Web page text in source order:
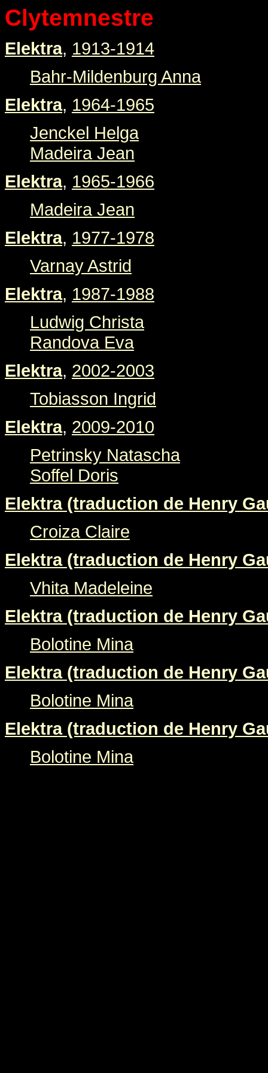
Clytemnestre
Elektra, 1913-1914
Bahr-Mildenburg Anna
Elektra, 1964-1965
Jenckel Helga
Madeira Jean
Elektra, 1965-1966
Madeira Jean
Elektra, 1977-1978
Varnay Astrid
Elektra, 1987-1988
Ludwig Christa
Randova Eva
Elektra, 2002-2003
Tobiasson Ingrid
Elektra, 2009-2010
Petrinsky Natascha
Soffel Doris
Elektra (traduction de Henry
Croiza Claire
Elektra (traduction de Henry
Vhita Madeleine
Elektra (traduction de Henry
Bolotine Mina
Elektra (traduction de Henry
Bolotine Mina
Elektra (traduction de Henry
Bolotine Mina